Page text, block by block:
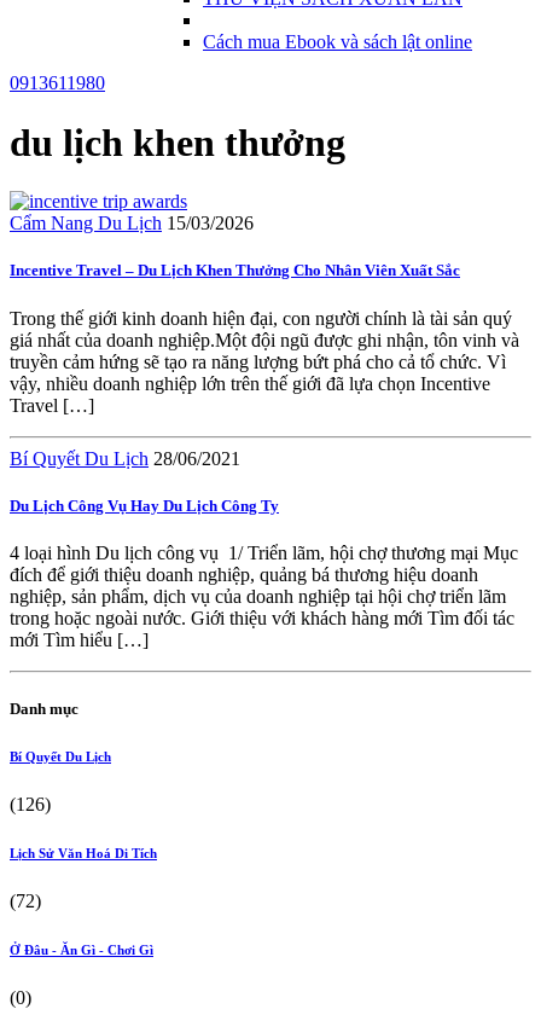
Cách mua Ebook và sách lật online
0913611980
du lịch khen thưởng
Cẩm Nang Du Lịch 15/03/2026
Incentive Travel – Du Lịch Khen Thưởng Cho Nhân Viên Xuất Sắc
Trong thế giới kinh doanh hiện đại, con người chính là tài sản quý
giá nhất của doanh nghiệp.Một đội ngũ được ghi nhận, tôn vinh và
truyền cảm hứng sẽ tạo ra năng lượng bứt phá cho cả tổ chức. Vì
vậy, nhiều doanh nghiệp lớn trên thế giới đã lựa chọn Incentive
Travel […]
Bí Quyết Du Lịch 28/06/2021
Du Lịch Công Vụ Hay Du Lịch Công Ty
4 loại hình Du lịch công vụ 1/ Triển lãm, hội chợ thương mại Mục
đích để giới thiệu doanh nghiệp, quảng bá thương hiệu doanh
nghiệp, sản phẩm, dịch vụ của doanh nghiệp tại hội chợ triển lãm
trong hoặc ngoài nước. Giới thiệu với khách hàng mới Tìm đối tác
mới Tìm hiểu […]
Danh mục
Bí Quyết Du Lịch
(126)
Lịch Sử Văn Hoá Di Tích
(72)
Ở Đâu - Ăn Gì - Chơi Gì
(0)